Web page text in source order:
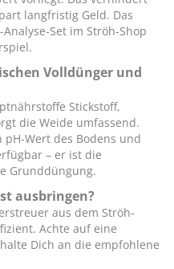
langfristig Geld. Das
Set im Ströh-Shop
Volldünger und
Stickstoff,
die Weide umfassend.
Wert des Bodens und
– er ist die
Grunddüngung.
ausbringen?
aus dem Ströh-
Achte auf eine
Dich an die empfohlene